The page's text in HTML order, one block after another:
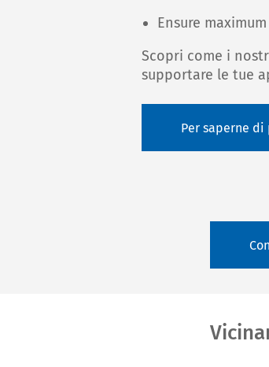
Ensure
Scopri come i
supportare le tue
Per saperne di